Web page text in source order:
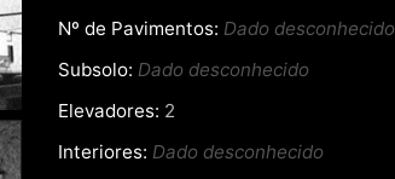
Nº de Pavimentos: Dado desconhecido
Subsolo: Dado desconhecido
Elevadores: 2
Interiores: Dado desconhecido